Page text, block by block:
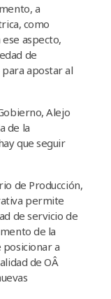
a
como
aspecto,
de
apostar al
Alejo
de la
que seguir
de Producción,
permite
de servicio de
de la
posicionar a
de OÂ